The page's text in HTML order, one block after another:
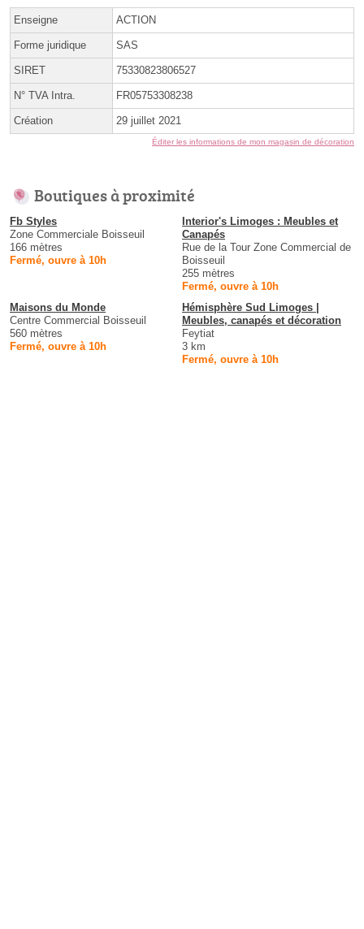
Enseigne ACTION
Forme juridique SAS
SIRET 75330823806527
N° TVA Intra. FR05753308238
Création 29 juillet 2021
Éditer les informations de mon magasin de décoration
Boutiques à proximité
Fb Styles
Zone Commerciale Boisseuil
166 mètres
Fermé, ouvre à 10h
Interior's Limoges : Meubles et
Canapés
Rue de la Tour Zone Commercial de
Boisseuil
255 mètres
Fermé, ouvre à 10h
Maisons du Monde
Centre Commercial Boisseuil
560 mètres
Fermé, ouvre à 10h
Hémisphère Sud Limoges |
Meubles, canapés et décoration
Feytiat
3 km
Fermé, ouvre à 10h